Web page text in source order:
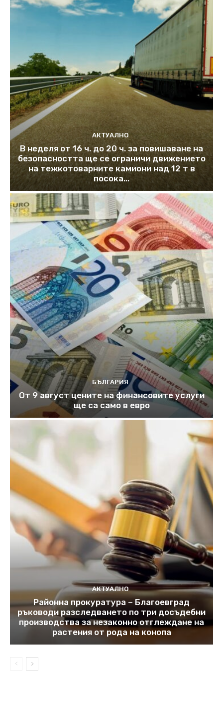
АКТУАЛНО
В неделя от 16 ч. до 20 ч. за повишаване на
безопасността ще се ограничи движението
на тежкотоварните камиони над 12 т в
посока...
БЪЛГАРИЯ
От 9 август цените на финансовите услуги
ще са само в евро
АКТУАЛНО
Районна прокуратура – Благоевград
ръководи разследването по три досъдебни
производства за незаконно отглеждане на
растения от рода на конопа